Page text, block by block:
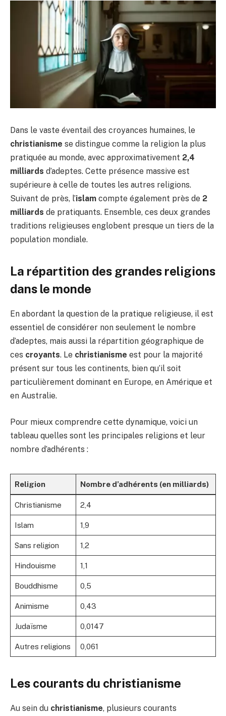
Dans le vaste éventail des croyances humaines, le
christianisme se distingue comme la religion la plus
pratiquée au monde, avec approximativement 2,4
milliards d’adeptes. Cette présence massive est
supérieure à celle de toutes les autres religions.
Suivant de près, l’islam compte également près de 2
milliards de pratiquants. Ensemble, ces deux grandes
traditions religieuses englobent presque un tiers de la
population mondiale.
La répartition des grandes religions
dans le monde
En abordant la question de la pratique religieuse, il est
essentiel de considérer non seulement le nombre
d’adeptes, mais aussi la répartition géographique de
ces croyants. Le christianisme est pour la majorité
présent sur tous les continents, bien qu’il soit
particulièrement dominant en Europe, en Amérique et
en Australie.
Pour mieux comprendre cette dynamique, voici un
tableau quelles sont les principales religions et leur
nombre d’adhérents :
Religion Nombre d’adhérents (en milliards)
Christianisme 2,4
Islam 1,9
Sans religion 1,2
Hindouisme 1,1
Bouddhisme 0,5
Animisme 0,43
Judaïsme 0,0147
Autres religions 0,061
Les courants du christianisme
Au sein du christianisme, plusieurs courants